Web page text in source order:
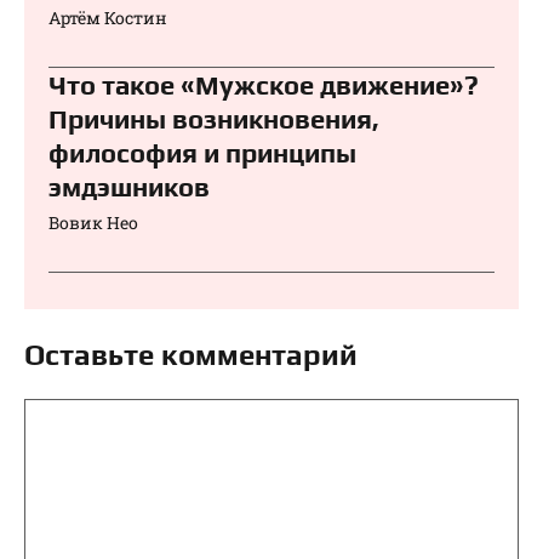
Артём Костин
Что такое «Мужское движение»?
Причины возникновения,
философия и принципы
эмдэшников
Вовик Нео
Оставьте комментарий